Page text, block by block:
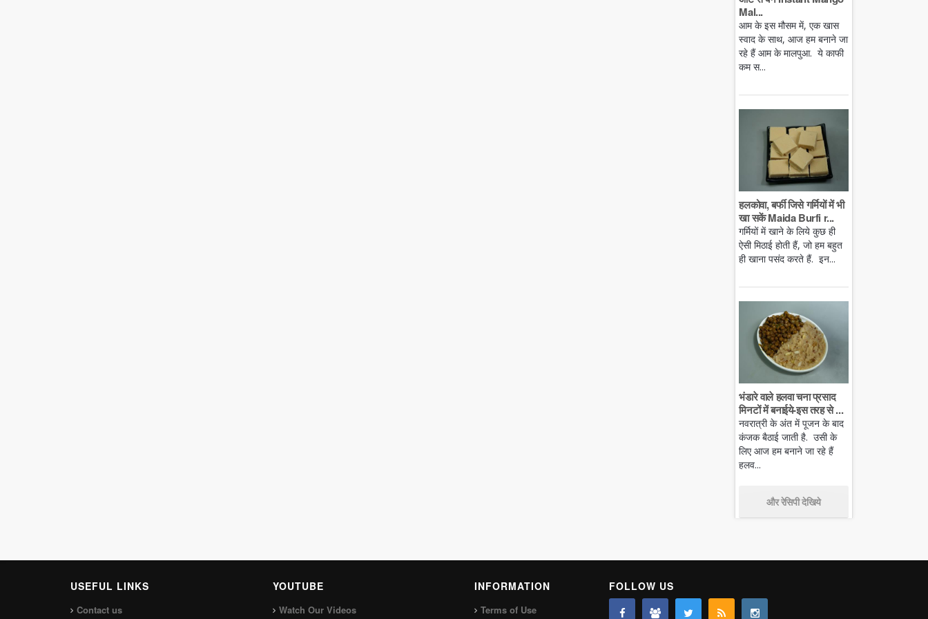
Mal...
आम के इस मौसम में, एक खास
स्वाद के साथ, आज हम बनाने जा
रहे हैं आम के मालपुआ. ये काफी
कम स...
हलकोवा, बर्फी जिसे गर्मियों में भी
खा सकें Maida Burfi r...
गर्मियों में खाने के लिये कुछ ही
ऐसी मिठाई होती हैं, जो हम बहुत
ही खाना पसंद करते हैं. इन...
भंडारे वाले हलवा चना प्रसाद
मिनटों में बनाईये-इस तरह से ...
नवरात्री के अंत में पूजन के बाद
कंजक बैठाई जाती है. उसी के
लिए आज हम बनाने जा रहे हैं
हलव...
और रेसिपी देखिये
USEFUL LINKS
Contact us
YOUTUBE
Watch Our Videos
INFORMATION
Terms of Use
FOLLOW US